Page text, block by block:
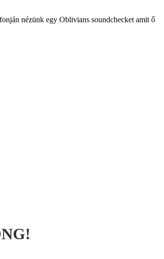
nézünk egy Oblivians soundchecket amit ő